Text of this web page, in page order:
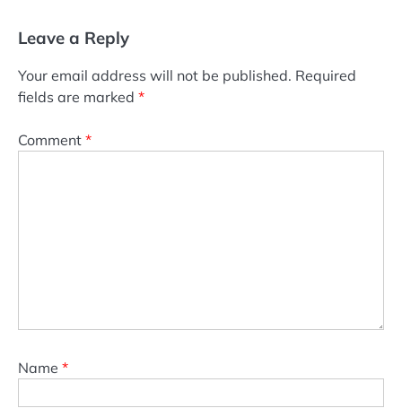
Leave a Reply
Your email address will not be published. Required
fields are marked *
Comment *
Name *